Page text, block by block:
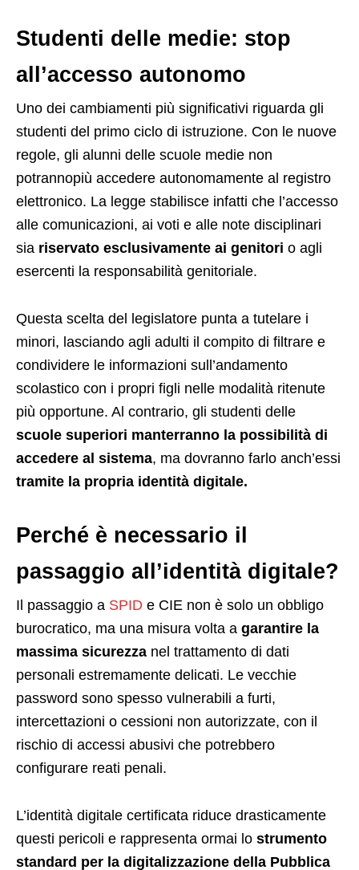
Studenti delle medie: stop
all’accesso autonomo
Uno dei cambiamenti più significativi riguarda gli
studenti del primo ciclo di istruzione. Con le nuove
regole, gli alunni delle scuole medie non
potrannopiù accedere autonomamente al registro
elettronico. La legge stabilisce infatti che l’accesso
alle comunicazioni, ai voti e alle note disciplinari
sia riservato esclusivamente ai genitori o agli
esercenti la responsabilità genitoriale.
Questa scelta del legislatore punta a tutelare i
minori, lasciando agli adulti il compito di filtrare e
condividere le informazioni sull’andamento
scolastico con i propri figli nelle modalità ritenute
più opportune. Al contrario, gli studenti delle
scuole superiori manterranno la possibilità di
accedere al sistema, ma dovranno farlo anch’essi
tramite la propria identità digitale.
Perché è necessario il
passaggio all’identità digitale?
Il passaggio a SPID e CIE non è solo un obbligo
burocratico, ma una misura volta a garantire la
massima sicurezza nel trattamento di dati
personali estremamente delicati. Le vecchie
password sono spesso vulnerabili a furti,
intercettazioni o cessioni non autorizzate, con il
rischio di accessi abusivi che potrebbero
configurare reati penali.
L’identità digitale certificata riduce drasticamente
questi pericoli e rappresenta ormai lo strumento
standard per la digitalizzazione della Pubblica